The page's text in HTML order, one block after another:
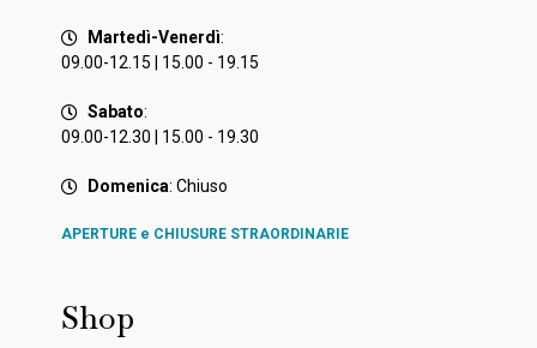
Martedì-Venerdì:
09.00-12.15 | 15.00 - 19.15
Sabato:
09.00-12.30 | 15.00 - 19.30
Domenica: Chiuso
APERTURE e CHIUSURE STRAORDINARIE
Shop